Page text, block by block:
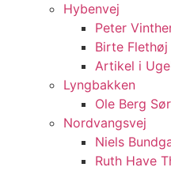
Hybenvej
Peter
Birte Flethøj
Artikel i
Lyngbakken
Ole Berg
Nordvangsvej
Niels
Ruth Have